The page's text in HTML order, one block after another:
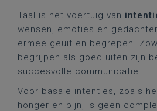
Taal is het voertuig van
wensen, emoties en
ermee geuit en begrepen.
begrijpen als goed uiten zijn
succesvolle communicatie.
Voor basale intenties, zoals
honger en pijn, is geen